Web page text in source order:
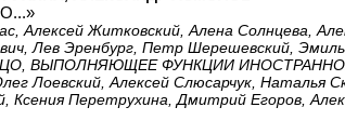
Алексей Житковский, Алена Солнцева,
Лев Эренбург, Петр Шерешевский,
ВЫПОЛНЯЮЩЕЕ ФУНКЦИИ
Лоевский, Алексей Слюсарчук, Наталья
Ксения Перетрухина, Дмитрий Егоров,